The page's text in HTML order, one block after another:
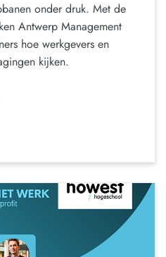
onder druk. Met de
Antwerp Management
hoe werkgevers en
kijken.